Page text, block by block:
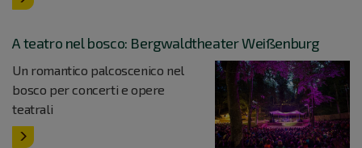
A teatro nel bosco: Bergwaldtheater Weißenburg
Un romantico palcoscenico nel
bosco per concerti e opere
teatrali